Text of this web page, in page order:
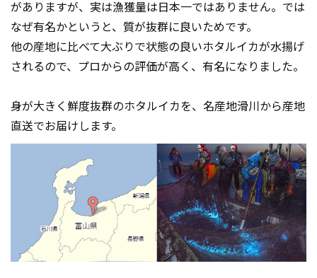
がありますが、実は漁獲量は日本一ではありません。では
なぜ有名かというと、質が抜群に良いためです。
他の産地に比べて大ぶりで状態の良いホタルイカが水揚げ
されるので、プロからの評価が高く、有名になりました。
身が大きく鮮度抜群のホタルイカを、名産地滑川から産地
直送でお届けします。